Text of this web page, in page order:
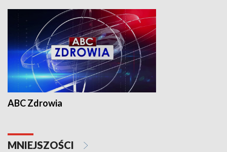
ABC Zdrowia
MNIEJSZOŚCI